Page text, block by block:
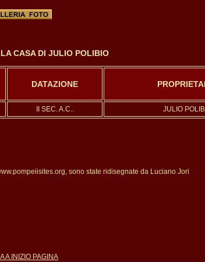
CASA DI JULIO POLIBIO
DATAZIONE
II SEC. A.C.. JULIO
sono state ridisegnate da Luciano Jori
A INIZIO PAGINA